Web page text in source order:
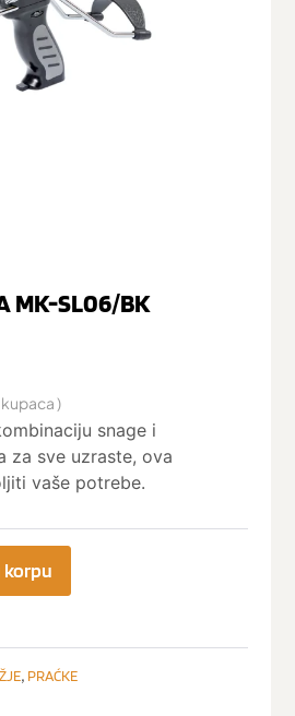
MK-SL06/BK
)
snage i
za sve uzraste, ova
vaše potrebe.
korpu
, PRAĆKE